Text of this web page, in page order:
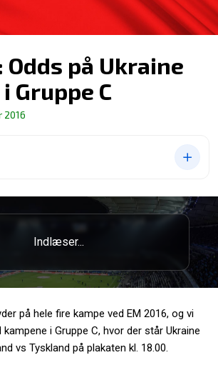
Odds på Ukraine
Gruppe C
2016
Indlæser...
på hele fire kampe ved EM 2016, og vi
i Gruppe C, hvor der står Ukraine
vs Tyskland på plakaten kl. 18.00.